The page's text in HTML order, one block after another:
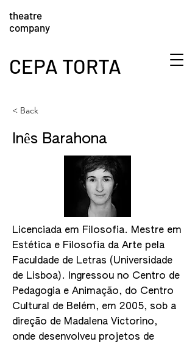
CEPA TORTA
theatre
company
< Back
Inês Barahona
Licenciada em Filosofia. Mestre em
Estética e Filosofia da Arte pela
Faculdade de Letras (Universidade
de Lisboa). Ingressou no Centro de
Pedagogia e Animação, do Centro
Cultural de Belém, em 2005, sob a
direção de Madalena Victorino,
onde desenvolveu projetos de